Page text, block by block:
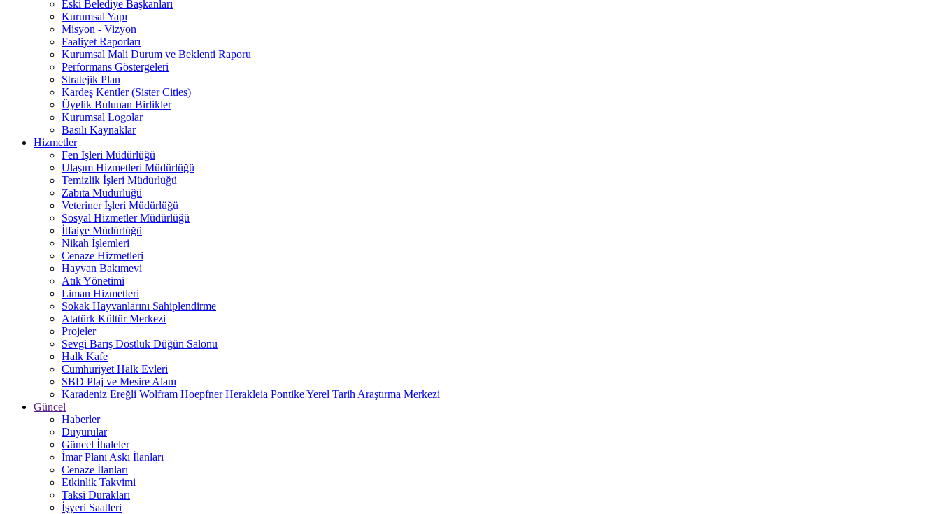
Eski Belediye Başkanları
Kurumsal Yapı
Misyon - Vizyon
Faaliyet Raporları
Kurumsal Mali Durum ve Beklenti Raporu
Performans Göstergeleri
Stratejik Plan
Kardeş Kentler (Sister Cities)
Üyelik Bulunan Birlikler
Kurumsal Logolar
Basılı Kaynaklar
Hizmetler
Fen İşleri Müdürlüğü
Ulaşım Hizmetleri Müdürlüğü
Temizlik İşleri Müdürlüğü
Zabıta Müdürlüğü
Veteriner İşleri Müdürlüğü
Sosyal Hizmetler Müdürlüğü
İtfaiye Müdürlüğü
Nikah İşlemleri
Cenaze Hizmetleri
Hayvan Bakımevi
Atık Yönetimi
Liman Hizmetleri
Sokak Hayvanlarını Sahiplendirme
Atatürk Kültür Merkezi
Projeler
Sevgi Barış Dostluk Düğün Salonu
Halk Kafe
Cumhuriyet Halk Evleri
SBD Plaj ve Mesire Alanı
Karadeniz Ereğli Wolfram Hoepfner Herakleia Pontike Yerel Tarih Araştırma Merkezi
Güncel
Haberler
Duyurular
Güncel İhaleler
İmar Planı Askı İlanları
Cenaze İlanları
Etkinlik Takvimi
Taksi Durakları
İşyeri Saatleri